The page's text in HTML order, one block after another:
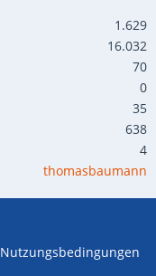
1.629
16.032
70
0
35
638
4
thomasbaumann
Nutzungsbedingungen